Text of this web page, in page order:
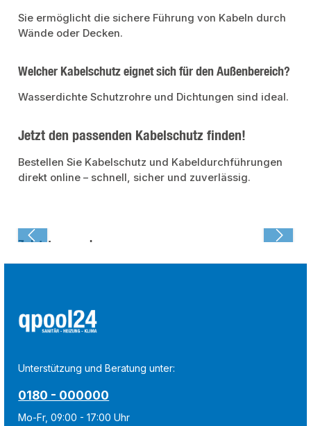
Sie ermöglicht die sichere Führung von Kabeln durch
Wände oder Decken.
Welcher Kabelschutz eignet sich für den Außenbereich?
Wasserdichte Schutzrohre und Dichtungen sind ideal.
Jetzt den passenden Kabelschutz finden!
Bestellen Sie Kabelschutz und Kabeldurchführungen
direkt online – schnell, sicher und zuverlässig.
Zuletzt angesehen:
Unterstützung und Beratung unter:
0180 - 000000
Mo-Fr, 09:00 - 17:00 Uhr